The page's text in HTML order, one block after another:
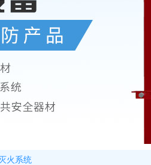
火系统